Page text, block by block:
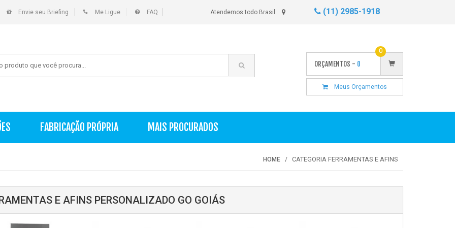
Envie seu Briefing Me Ligue FAQ Atendemos todo Brasil (11) 2985-1918
ORÇAMENTOS - 0
0
Meus Orçamentos
FABRICAÇÃO PRÓPRIA MAIS PROCURADOS
HOME CATEGORIA FERRAMENTAS E AFINS
E AFINS PERSONALIZADO GO GOIÁS